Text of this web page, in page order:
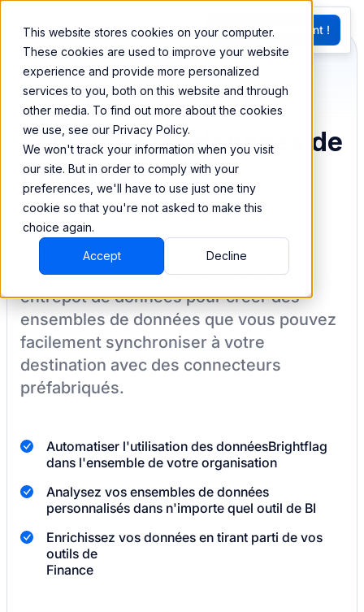
This website stores cookies on your computer.
These cookies are used to improve your website
experience and provide more personalized
services to you, both on this website and through
other media. To find out more about the cookies
we use, see our Privacy Policy.
We won't track your information when you visit
our site. But in order to comply with your
preferences, we'll have to use just one tiny
cookie so that you're not asked to make this
choice again.
Accept Decline
EN
G
Essayez Maintenant !
Synchronisez et
combinez les données de
Brightflag
BEEM vous permet de charger vos
données à partir deBrightflagdans un
entrepôt de données pour créer des
ensembles de données que vous pouvez
facilement synchroniser à votre
destination avec des connecteurs
préfabriqués.
Automatiser l'utilisation des donnéesBrightflag
dans l'ensemble de votre organisation
Analysez vos ensembles de données
personnalisés dans n'importe quel outil de BI
Enrichissez vos données en tirant parti de vos
outils de
Finance